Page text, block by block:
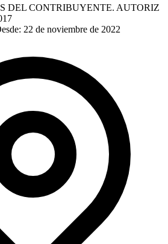
DEL CONTRIBUYENTE. AUTORIZ
22 de noviembre de 2022